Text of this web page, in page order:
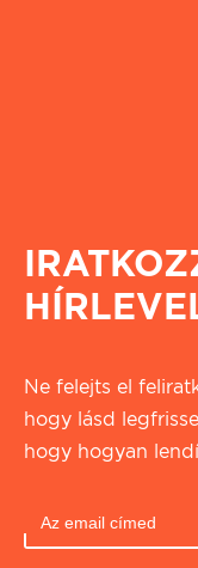
Ne felejts el
hogy lásd
hogy hogyan